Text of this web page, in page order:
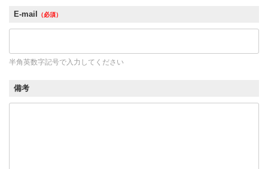
E-mail （必須）
半角英数字記号で入力してください
備考